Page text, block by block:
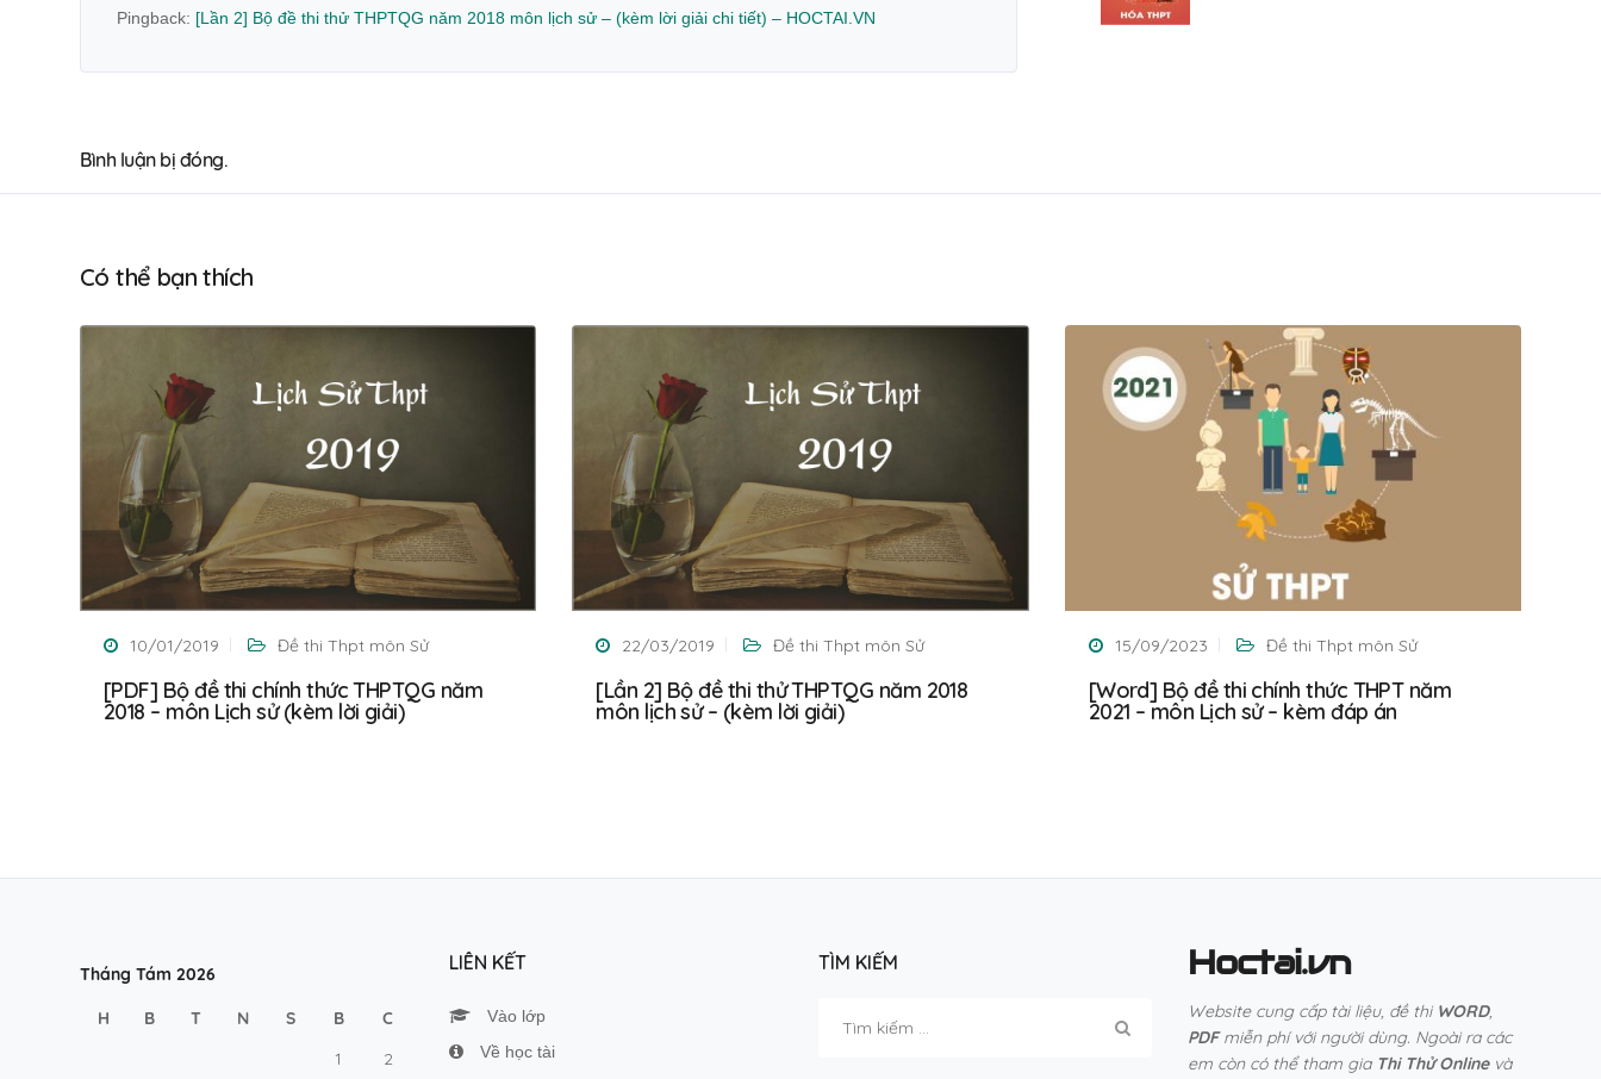
Pingback: [Lần 2] Bộ đề thi thử THPTQG năm 2018 môn lịch sử – (kèm lời giải chi tiết) – HOCTAI.VN
Bình luận bị đóng.
Có thể bạn thích
10/01/2019 Đề thi Thpt môn Sử
[PDF] Bộ đề thi chính thức THPTQG năm
2018 – môn Lịch sử (kèm lời giải)
22/03/2019 Đề thi Thpt môn Sử
[Lần 2] Bộ đề thi thử THPTQG năm 2018
môn lịch sử – (kèm lời giải)
15/09/2023 Đề thi Thpt môn Sử
[Word] Bộ đề thi chính thức THPT năm
2021 – môn Lịch sử – kèm đáp án
Tháng Tám 2026
H B T N S B
C
1
2
LIÊN KẾT
Vào lớp
Về học tài
TÌM KIẾM
kiếm
Hoctai.vn
Website cung cấp tài liệu, đề thi WORD,
PDFmiễn phí với người dùng. Ngoài ra các
em còn có thể tham gia Thi Thử Onlinevà